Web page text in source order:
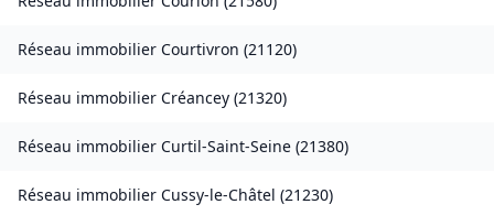
Réseau immobilier Courtivron (21120)
Réseau immobilier Créancey (21320)
Réseau immobilier Curtil-Saint-Seine (21380)
Réseau immobilier Cussy-le-Châtel (21230)